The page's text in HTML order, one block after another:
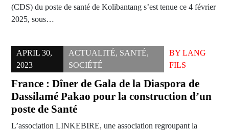
(CDS) du poste de santé de Kolibantang s’est tenue ce 4 février
2025, sous…
APRIL 30,
2023
ACTUALITÉ, SANTÉ,
SOCIÉTÉ
BYLANG
FILS
France : Dîner de Gala de la Diaspora de
Dassilamé Pakao pour la construction d’un
poste de Santé
L’association LINKEBIRE, une association regroupant la